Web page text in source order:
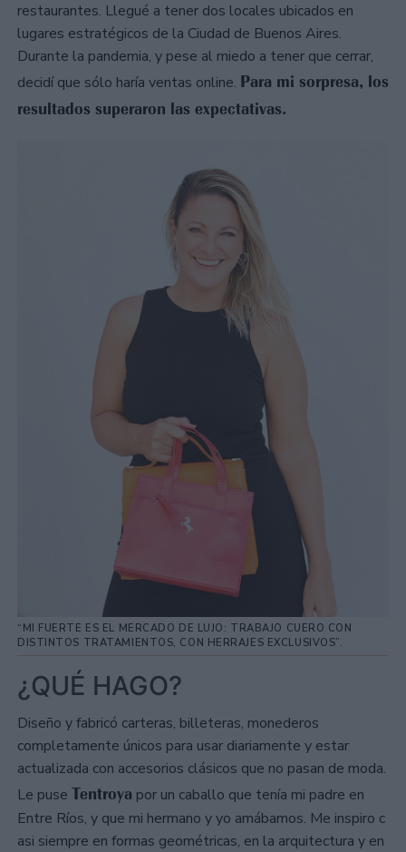
restaurantes. Llegué a tener dos locales ubicados en
lugares estratégicos de la Ciudad de Buenos Aires.
Durante la pandemia, y pese al miedo a tener que cerrar,
decidí que sólo haría ventas online. Para mi sorpresa, los
resultados superaron las expectativas.
“MI FUERTE ES EL MERCADO DE LUJO: TRABAJO CUERO CON
DISTINTOS TRATAMIENTOS, CON HERRAJES EXCLUSIVOS”.
¿QUÉ HAGO?
Diseño y fabricó carteras, billeteras, monederos
completamente únicos para usar diariamente y estar
actualizada con accesorios clásicos que no pasan de moda.
Le puse Tentroya por un caballo que tenía mi padre en
Entre Ríos, y que mi hermano y yo amábamos. Me inspiro c
asi siempre en formas geométricas, en la arquitectura y en